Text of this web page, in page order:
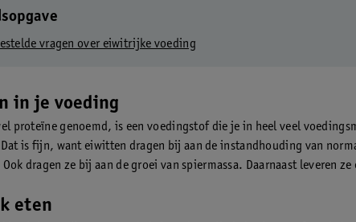
vragen over eiwitrijke voeding
in je voeding
proteïne genoemd, is een voedingstof die je in heel veel
is fijn, want eiwitten dragen bij aan de instandhouding van
Ook dragen ze bij aan de groei van spiermassa. Daarnaast leveren ze
eten